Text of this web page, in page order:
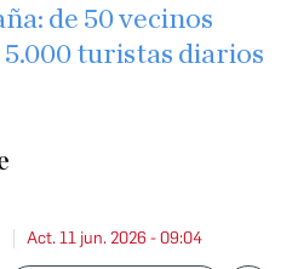
de 50 vecinos
turistas diarios
Act. 11 jun. 2026 - 09:04